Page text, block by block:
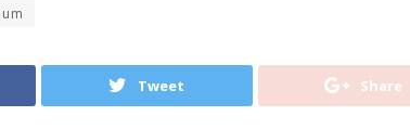
Tweet Share